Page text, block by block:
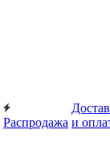
Распродажа и